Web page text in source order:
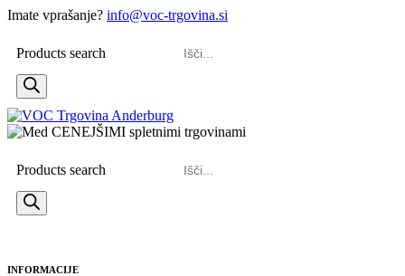
Imate vprašanje? info@voc-trgovina.si
Products search
Products search
INFORMACIJE